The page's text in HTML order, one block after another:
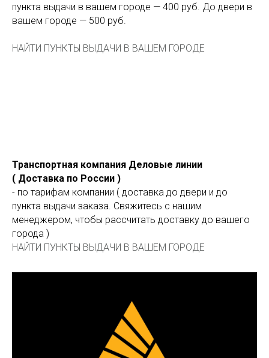
пункта выдачи в вашем городе — 400 руб. До двери в
вашем городе — 500 руб.
НАЙТИ ПУНКТЫ ВЫДАЧИ В ВАШЕМ ГОРОДЕ
Транспортная компания Деловые линии
( Доставка по России )
- по тарифам компании ( доставка до двери и до
пункта выдачи заказа. Свяжитесь с нашим
менеджером, чтобы рассчитать доставку до вашего
города )
НАЙТИ ПУНКТЫ ВЫДАЧИ В ВАШЕМ ГОРОДЕ